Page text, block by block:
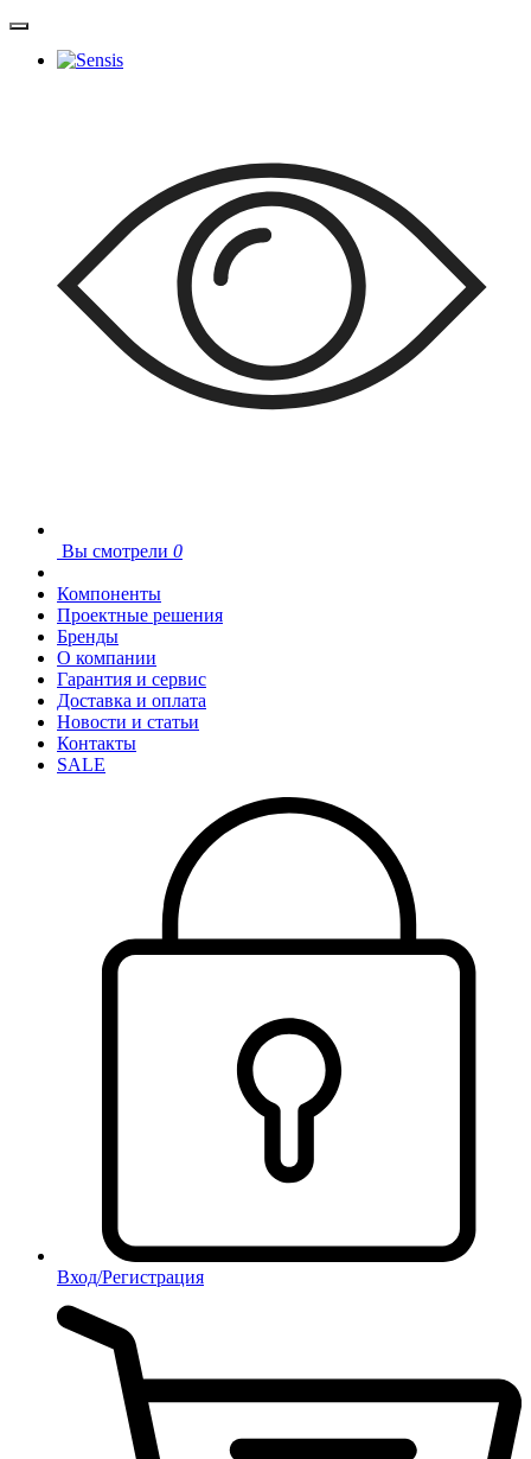
Вы смотрели 0
Компоненты
Проектные решения
Бренды
О компании
Гарантия и сервис
Доставка и оплата
Новости и статьи
Контакты
SALE
Вход/Регистрация